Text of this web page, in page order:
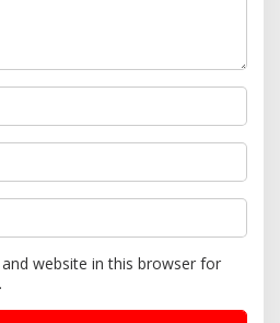
website in this browser for